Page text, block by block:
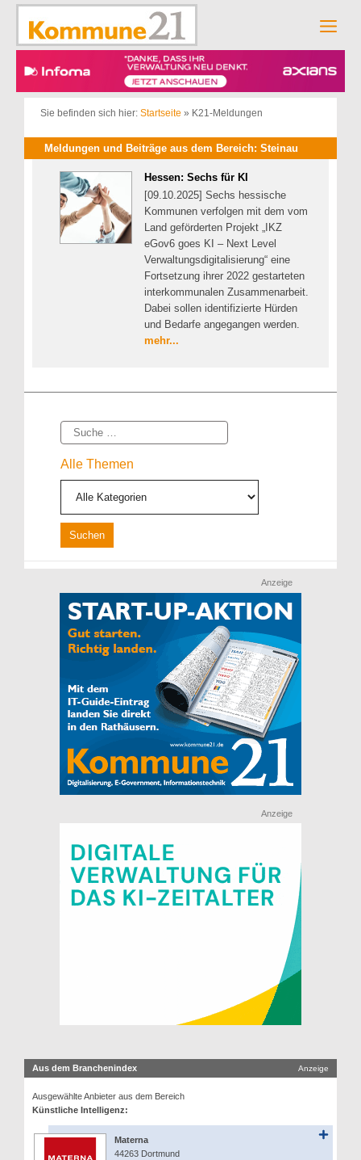
Zum
springen
Sie befinden sich hier: Startseite » K21-Meldungen
Meldungen und Beiträge aus dem Bereich: Steinau
Hessen: Sechs für KI
[09.10.2025] Sechs hessische
Kommunen verfolgen mit dem vom
Land geförderten Projekt „IKZ
eGov6 goes KI – Next Level
Verwaltungsdigitalisierung“ eine
Fortsetzung ihrer 2022 gestarteten
interkommunalen Zusammenarbeit.
Dabei sollen identifizierte Hürden
und Bedarfe angegangen werden.
mehr...
Suche
Alle Themen
Anzeige
Anzeige
Aus dem Branchenindex Anzeige
Ausgewählte Anbieter aus dem Bereich
Künstliche Intelligenz:
Materna
44263 Dortmund